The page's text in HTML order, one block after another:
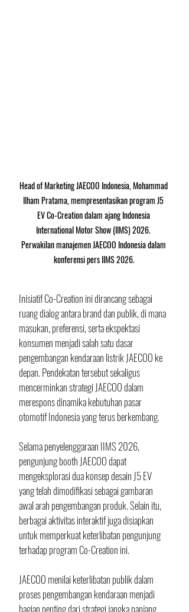
Head of Marketing JAECOO Indonesia, Mohammad
Ilham Pratama, mempresentasikan program J5
EV Co-Creation dalam ajang Indonesia
International Motor Show (IIMS) 2026.
Perwakilan manajemen JAECOO Indonesia dalam
konferensi pers IIMS 2026.
Inisiatif Co-Creation ini dirancang sebagai
ruang dialog antara brand dan publik, di mana
masukan, preferensi, serta ekspektasi
konsumen menjadi salah satu dasar
pengembangan kendaraan listrik JAECOO ke
depan. Pendekatan tersebut sekaligus
mencerminkan strategi JAECOO dalam
merespons dinamika kebutuhan pasar
otomotif Indonesia yang terus berkembang.
Selama penyelenggaraan IIMS 2026,
pengunjung booth JAECOO dapat
mengeksplorasi dua konsep desain J5 EV
yang telah dimodifikasi sebagai gambaran
awal arah pengembangan produk. Selain itu,
berbagai aktivitas interaktif juga disiapkan
untuk memperkuat keterlibatan pengunjung
terhadap program Co-Creation ini.
JAECOO menilai keterlibatan publik dalam
proses pengembangan kendaraan menjadi
bagian penting dari strategi jangka panjang